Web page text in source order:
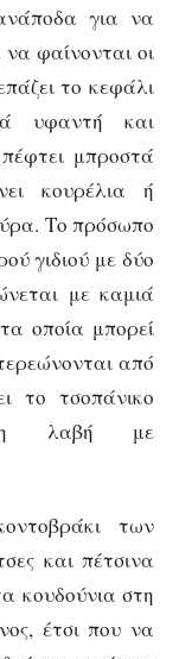
για να
φαίνονται οι
το κεφάλι
υφαντή και
μπροστά
κουρέλια ή
Το πρόσωπο
γιδιού με δύο
με καμιά
οποία μπορεί
από
το τσοπάνικο
λαβή με
των
και πέτσινα
κουδούνια στη
έτσι που να